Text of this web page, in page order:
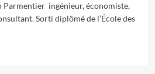
Parmentier ingénieur, économiste,
Sorti diplômé de l’École des